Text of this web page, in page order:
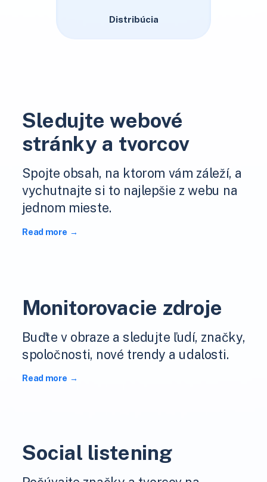
Distribúcia
Sledujte webové
stránky a tvorcov
Spojte obsah, na ktorom vám záleží, a
vychutnajte si to najlepšie z webu na
jednom mieste.
Read more
Monitorovacie zdroje
Buďte v obraze a sledujte ľudí, značky,
spoločnosti, nové trendy a udalosti.
Read more
Social listening